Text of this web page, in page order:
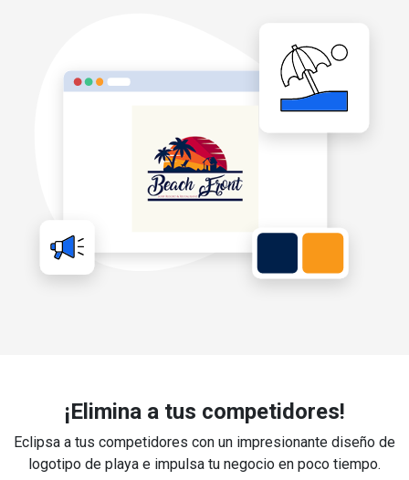
¡Elimina a tus competidores!
Eclipsa a tus competidores con un impresionante diseño de
logotipo de playa e impulsa tu negocio en poco tiempo.